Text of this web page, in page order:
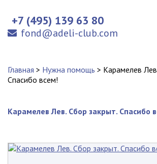
+7 (495) 139 63 80
fond@adeli-club.com
Главная > Нужна помощь > Карамелев
Спасибо всем!
Карамелев Лев. Сбор закрыт. Спасибо